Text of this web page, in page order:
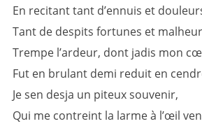
En recitant tant d’ennuis et
Tant de despits fortunes et
Trempe l’ardeur, dont jadis mon
Fut en brulant demi reduit en
Je sen desja un piteux souvenir,
Qui me contreint la larme à l’œil